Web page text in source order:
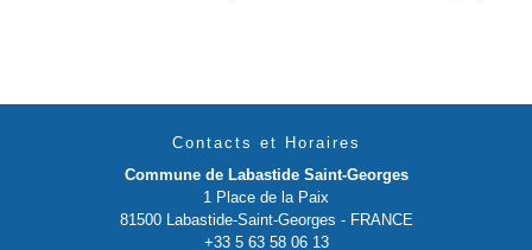
Contacts et Horaires
Commune de Labastide Saint-Georges
1 Place de la Paix
81500 Labastide-Saint-Georges - FRANCE
+33 5 63 58 06 13